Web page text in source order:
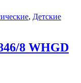
, Детские
8 WHGD